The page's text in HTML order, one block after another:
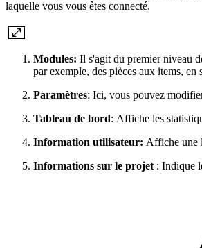
laquelle vous vous êtes connecté.
Modules: Il s'agit du premier niveau
par exemple, des pièces aux items,
Paramètres: Ici, vous pouvez
Tableau de bord: Affiche les
Information utilisateur: Affiche une
Informations sur le projet : Indique